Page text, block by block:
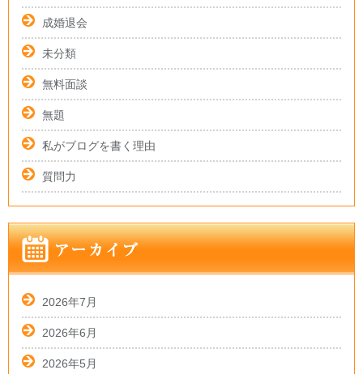
成婚退会
未分類
無料面談
無題
私がブログを書く理由
質問力
2026年7月
2026年6月
2026年5月